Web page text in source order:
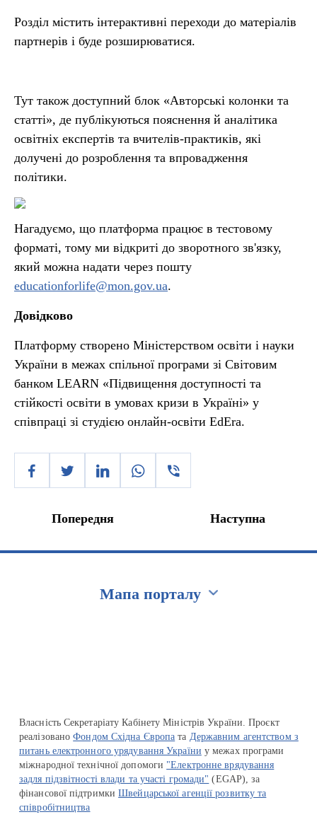
Розділ містить інтерактивні переходи до матеріалів
партнерів і буде розширюватися.
Тут також доступний блок «Авторські колонки та
статті», де публікуються пояснення й аналітика
освітніх експертів та вчителів-практиків, які
долучені до розроблення та впровадження
політики.
Нагадуємо, що платформа працює в тестовому
форматі, тому ми відкриті до зворотного зв'язку,
який можна надати через пошту
educationforlife@mon.gov.ua.
Довідково
Платформу створено Міністерством освіти і науки
України в межах спільної програми зі Світовим
банком LEARN «Підвищення доступності та
стійкості освіти в умовах кризи в Україні» у
співпраці зі студією онлайн-освіти EdEra.
Попередня Наступна
Мапа порталу
Власність Секретаріату Кабінету Міністрів України. Проєкт
реалізованоФондом Східна Європа та Державним агентством з
питань електронного урядування України у межах програми
міжнародної технічної допомоги "Електронне врядування
задля підзвітності влади та участі громади" (EGAP), за
фінансової підтримкиШвейцарської агенції розвитку та
співробітництва